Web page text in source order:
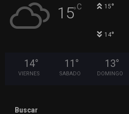
15°C 15°
14°
14°
VIERNES
11 °
SABADO
13°
DOMINGO
Buscar